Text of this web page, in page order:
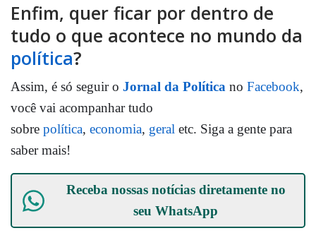
Enfim, quer ficar por dentro de
tudo o que acontece no mundo da
política?
Assim, é só seguir o Jornal da Política no Facebook,
você vai acompanhar tudo
sobre política, economia, geral etc. Siga a gente para
saber mais!
Receba nossas notícias diretamente no
seuWhatsApp